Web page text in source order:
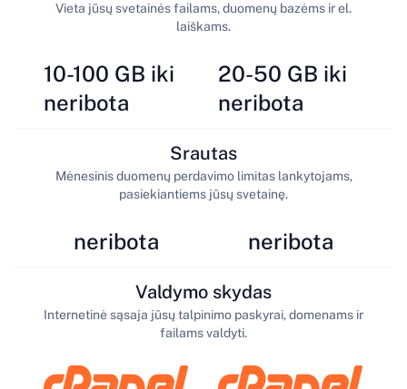
10-100 GB iki
neribota
Vieta jūsų svetainės failams, duomenų bazėms ir el.
laiškams.
20-50 GB iki
neribota
neribota
Srautas
Mėnesinis duomenų perdavimo limitas lankytojams,
pasiekiantiems jūsų svetainę.
neribota
Valdymo skydas
Internetinė sąsaja jūsų talpinimo paskyrai, domenams ir
failams valdyti.